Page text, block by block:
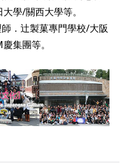
學/關西大學等。
．辻製菓專門學校/大阪
集團等。